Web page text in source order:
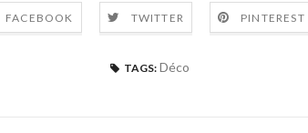
FACEBOOK TWITTER PINTEREST
TAGS: Déco